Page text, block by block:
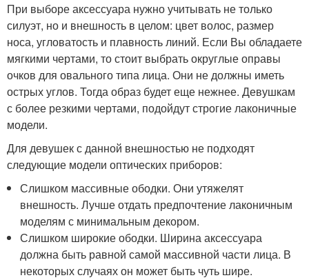
При выборе аксессуара нужно учитывать не только
силуэт, но и внешность в целом: цвет волос, размер
носа, угловатость и плавность линий. Если Вы обладаете
мягкими чертами, то стоит выбрать округлые оправы
очков для овального типа лица. Они не должны иметь
острых углов. Тогда образ будет еще нежнее. Девушкам
с более резкими чертами, подойдут строгие лаконичные
модели.
Для девушек с данной внешностью не подходят
следующие модели оптических приборов:
Слишком массивные ободки. Они утяжелят
внешность. Лучше отдать предпочтение лаконичным
моделям с минимальным декором.
Слишком широкие ободки. Ширина аксессуара
должна быть равной самой массивной части лица. В
некоторых случаях он может быть чуть шире.